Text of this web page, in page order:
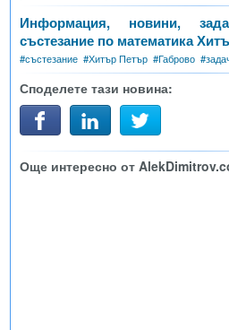
Информация, новини,
състезание по математика
#състезание #Хитър Петър #Габрово #
Споделете тази новина:
Още интересно от